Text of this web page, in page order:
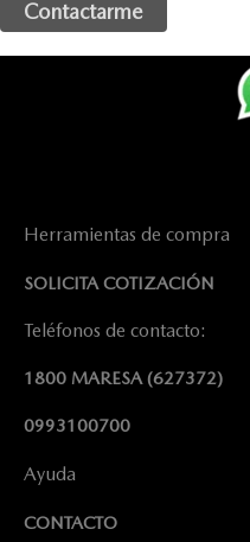
Herramientas de compra
SOLICITA COTIZACIÓN
Teléfonos de contacto:
1800 MARESA(627372)
0993100700
Ayuda
CONTACTO